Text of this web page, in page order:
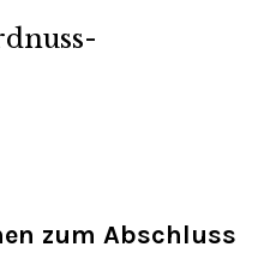
zum Abschluss